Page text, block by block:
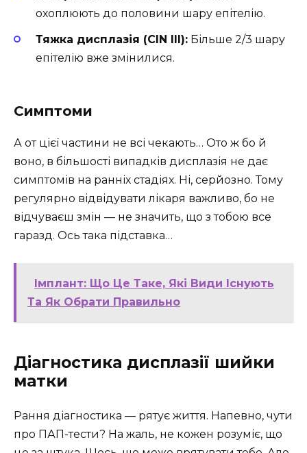
охоплюють до половини шару епітелію.
Тяжка дисплазія (CIN III): Більше 2/3 шару
епітелію вже змінилися.
Симптоми
А от цієї частини не всі чекають… Ото ж бо й
воно, в більшості випадків дисплазія не дає
симптомів на ранніх стадіях. Ні, серйозно. Тому
регулярно відвідувати лікаря важливо, бо не
відчуваєш змін — не значить, що з тобою все
гаразд. Ось така підставка…
Імплант: Що Це Таке, Які Види Існують
Та Як Обрати Правильно
Діагностика дисплазії шийки
матки
Рання діагностика — рятує життя. Напевно, чути
про ПАП-тести? На жаль, не кожен розуміє, що